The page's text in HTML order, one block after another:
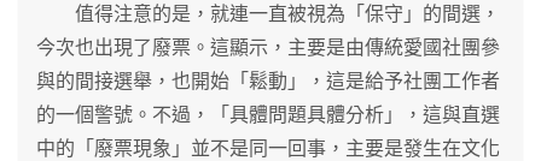
值得注意的是，就連一直被視為「保守」的間選，
今次也出現了廢票。這顯示，主要是由傳統愛國社團參
與的間接選舉，也開始「鬆動」，這是給予社團工作者
的一個警號。不過，「具體問題具體分析」，這與直選
中的「廢票現象」並不是同一回事，主要是發生在文化